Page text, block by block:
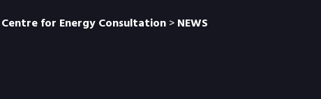
for Energy Consultation>NEWS